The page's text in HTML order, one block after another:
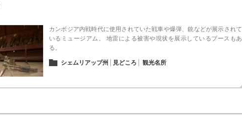
カンボジア内戦時代に使用されていた戦車や爆弾、銃などが展示されて
いるミュージアム。 地雷による被害や現状を展示しているブースもあ
る。
シェムリアップ州 見どころ 観光名所